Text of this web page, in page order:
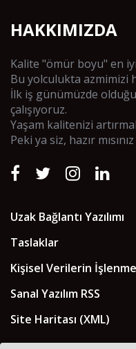
HAKKIMIZDA
Kalite "ömür boyu" en
Bu yolculukta azmimizi
İlk iş günümüzde
çalışıyoruz.
Yaşam kalitenizi
Peki ya siz, hazır mısınız
Uzak Bağlantı Yazılımı
Taslaklar
Kişisel Verilerin
Sanal Yazılım RSS
Site Haritası (XML)